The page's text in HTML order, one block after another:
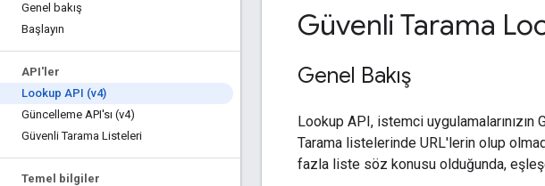
Genel bakış
Başlayın
API'ler
Lookup API (v4)
Güncelleme API'sı (v4)
Güvenli Tarama Listeleri
Temel bilgiler
Güvenli Tarama
Genel Bakış
Lookup API, istemci
Tarama listelerinde URL'lerin olup
fazla liste söz konusu olduğunda,